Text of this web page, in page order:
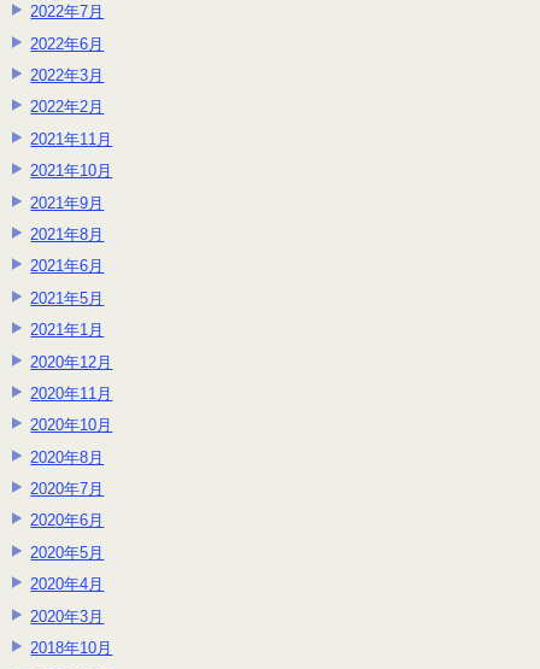
2022年7月
2022年6月
2022年3月
2022年2月
2021年11月
2021年10月
2021年9月
2021年8月
2021年6月
2021年5月
2021年1月
2020年12月
2020年11月
2020年10月
2020年8月
2020年7月
2020年6月
2020年5月
2020年4月
2020年3月
2018年10月